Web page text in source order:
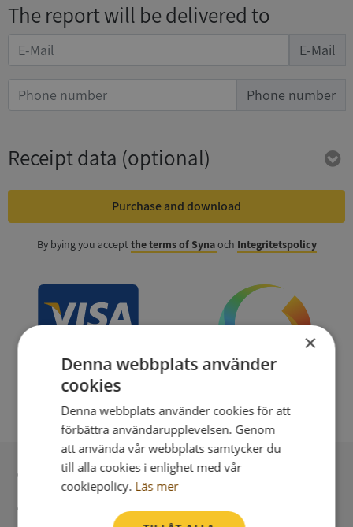
The report will be delivered to
E-Mail
Phone number
Receipt data (optional)
Purchase and download
By bying you acceptthe terms of Synaoch Integritetspolicy
Secure payment with stripe
Direct digital delivery
×
Denna webbplats använder
cookies
Denna webbplats använder cookies för att
förbättra användarupplevelsen. Genom
att använda vår webbplats samtycker du
till alla cookies i enlighet med vår
cookiepolicy. Läs mer